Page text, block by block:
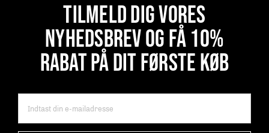
TILMELD DIG VORES
NYHEDSBREV OG FÅ 10%
RABAT PÅ DIT FØRSTE KØB